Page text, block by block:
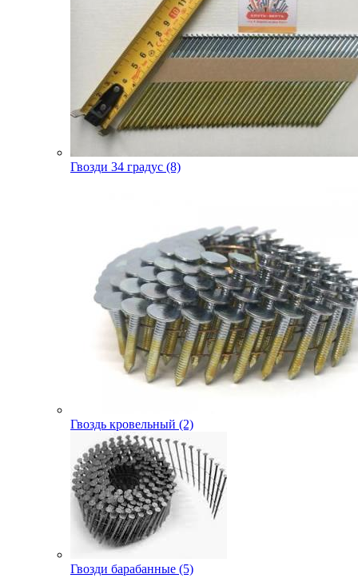
Гвозди 34 градус (8)
Гвоздь кровельный (2)
Гвозди барабанные (5)